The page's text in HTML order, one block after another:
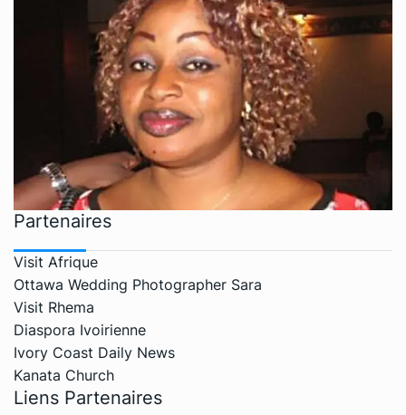
Partenaires
Visit Afrique
Ottawa Wedding Photographer Sara
Visit Rhema
Diaspora Ivoirienne
Ivory Coast Daily News
Kanata Church
Liens Partenaires